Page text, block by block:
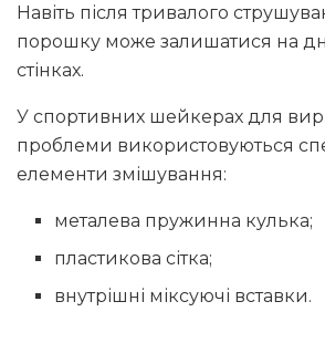
Навіть після тривалого
порошку може залишатися на
стінках.
У спортивних шейкерах для
проблеми використовуються
елементи змішування:
металева пружинна кулька;
пластикова сітка;
внутрішні міксуючі вставки.